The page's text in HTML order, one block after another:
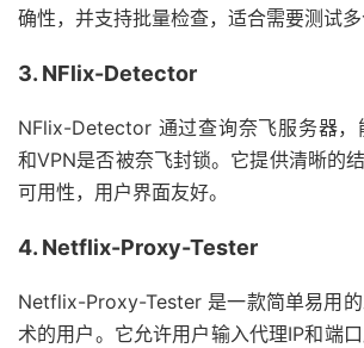
确性，并支持批量检查，适合需要测试多
3. NFlix-Detector
NFlix-Detector 通过查询奈飞服务器，
和VPN是否被奈飞封锁。它提供清晰的
可用性，用户界面友好。
4. Netflix-Proxy-Tester
Netflix-Proxy-Tester 是一款简单易用
术的用户。它允许用户输入代理IP和端